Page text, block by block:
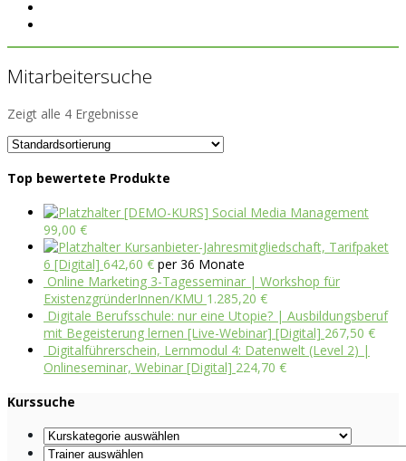
Mitarbeitersuche
Zeigt alle 4 Ergebnisse
Top bewertete Produkte
[DEMO-KURS] Social Media Management
99,00 €
Kursanbieter-Jahresmitgliedschaft, Tarifpaket
6 [Digital] 642,60 € per 36 Monate
Online Marketing 3-Tagesseminar | Workshop für
ExistenzgründerInnen/KMU 1.285,20 €
Digitale Berufsschule: nur eine Utopie? | Ausbildungsberuf
mit Begeisterung lernen [Live-Webinar] [Digital] 267,50 €
Digitalführerschein, Lernmodul 4: Datenwelt (Level 2) |
Onlineseminar, Webinar [Digital] 224,70 €
Kurssuche